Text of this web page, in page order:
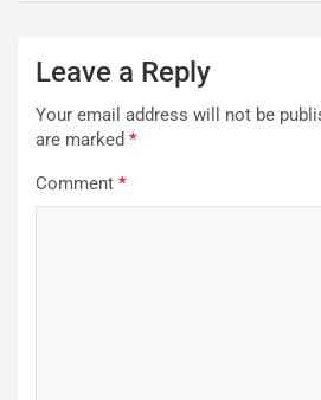
Leave a Reply
Your email address will not be
are marked *
Comment *